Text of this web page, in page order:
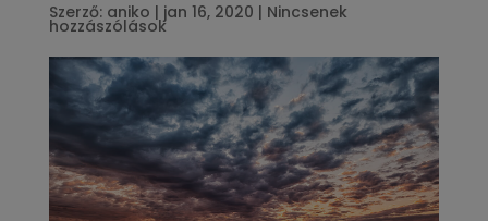
Szerző: aniko | jan 16, 2020 | Nincsenek
hozzászólások